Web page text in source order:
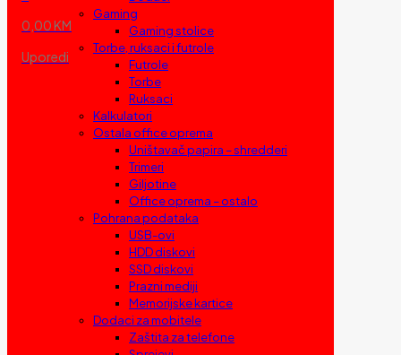
0,00 KM
Uporedi
Gaming
Gaming stolice
Torbe, ruksaci i futrole
Futrole
Torbe
Ruksaci
Kalkulatori
Ostala office oprema
Uništavač papira – shredderi
Trimeri
Giljotine
Office oprema – ostalo
Pohrana podataka
USB-ovi
HDD diskovi
SSD diskovi
Prazni mediji
Memorijske kartice
Dodaci za mobitele
Zaštita za telefone